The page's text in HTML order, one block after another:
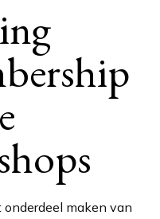
maken van